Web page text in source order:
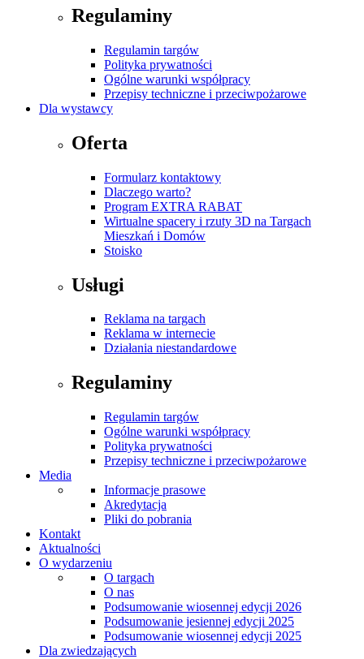
Regulaminy
Regulamin targów
Polityka prywatności
Ogólne warunki współpracy
Przepisy techniczne i przeciwpożarowe
Dla wystawcy
Oferta
Formularz kontaktowy
Dlaczego warto?
Program EXTRA RABAT
Wirtualne spacery i rzuty 3D na Targach
Mieszkań i Domów
Stoisko
Usługi
Reklama na targach
Reklama w internecie
Działania niestandardowe
Regulaminy
Regulamin targów
Ogólne warunki współpracy
Polityka prywatności
Przepisy techniczne i przeciwpożarowe
Media
Informacje prasowe
Akredytacja
Pliki do pobrania
Kontakt
Aktualności
O wydarzeniu
O targach
O nas
Podsumowanie wiosennej edycji 2026
Podsumowanie jesiennej edycji 2025
Podsumowanie wiosennej edycji 2025
Dla zwiedzających